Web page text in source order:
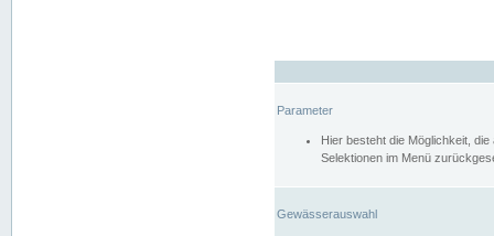
Parameter
Hier besteht die Möglichkeit,
Selektionen im Menü
Gewässerauswahl